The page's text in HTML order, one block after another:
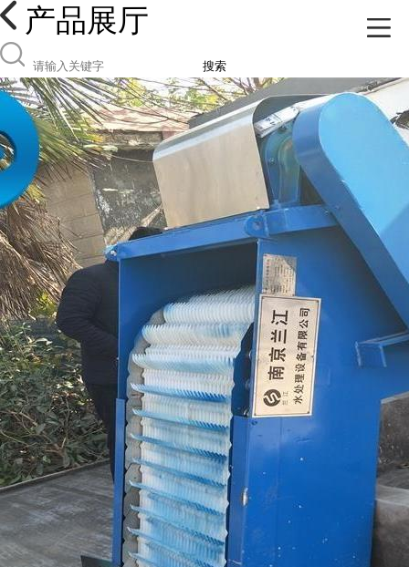
产品展厅
搜索